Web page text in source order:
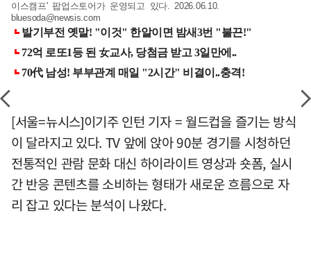
이스캠프' 팝업스토어가 운영되고 있다. 2026.06.10.
bluesoda@newsis.com
[서울=뉴시스]이기주 인턴 기자 = 월드컵을 즐기는 방식
이 달라지고 있다. TV 앞에 앉아 90분 경기를 시청하던
전통적인 관람 문화 대신 하이라이트 영상과 숏폼, 실시
간 반응 콘텐츠를 소비하는 형태가 새로운 흐름으로 자
리 잡고 있다는 분석이 나왔다.